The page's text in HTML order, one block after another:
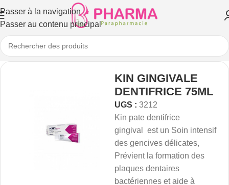
Passer à la navigation
Passer au contenu principal
KIN GINGIVALE
DENTIFRICE 75ML
UGS : 3212
Kin pate dentifrice
gingival est un Soin intensif
des gencives délicates,
Prévient la formation des
plaques dentaires
bactériennes et aide à